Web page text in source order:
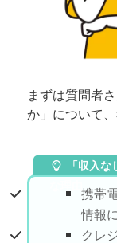
まずは質問者
か」について
「収入
携帯
情報
クレ